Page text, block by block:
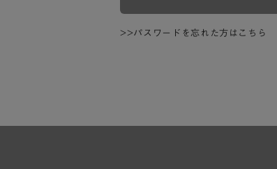
>>パスワードを忘れた方はこちら